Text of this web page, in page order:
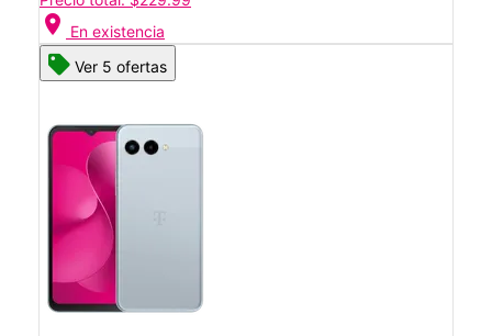
location_on En existencia
Ver 5 ofertas